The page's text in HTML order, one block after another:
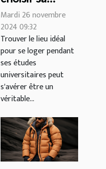
résidence
étudiante pour
une expérience
optimale ?
Mardi 26 novembre
2024 09:32
Trouver le lieu idéal
pour se loger pendant
ses études
universitaires peut
s'avérer être un
véritable...